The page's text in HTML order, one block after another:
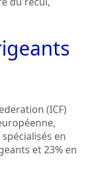
(ICF)
en
et 23% en